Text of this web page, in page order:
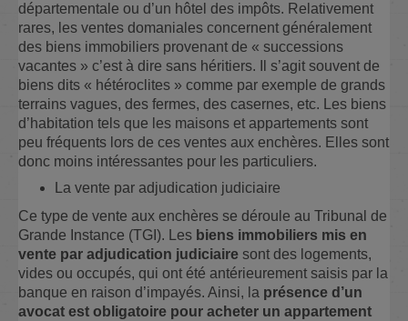
départementale ou d’un hôtel des impôts. Relativement
rares, les ventes domaniales concernent généralement
des biens immobiliers provenant de « successions
vacantes » c’est à dire sans héritiers. Il s’agit souvent de
biens dits « hétéroclites » comme par exemple de grands
terrains vagues, des fermes, des casernes, etc. Les biens
d’habitation tels que les maisons et appartements sont
peu fréquents lors de ces ventes aux enchères. Elles sont
donc moins intéressantes pour les particuliers.
La vente par adjudication judiciaire
Ce type de vente aux enchères se déroule au Tribunal de
Grande Instance (TGI). Les biens immobiliers mis en
vente par adjudication judiciaire sont des logements,
vides ou occupés, qui ont été antérieurement saisis par la
banque en raison d’impayés. Ainsi, la présence d’un
avocat est obligatoire pour acheter un appartement